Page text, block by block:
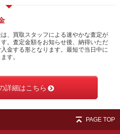
、買取スタッフによる速やかな査定が
。査定金額をお知らせ後、納得いただ
金する形となります。最短で当日中に
す。
詳細はこちら
PAGE TOP